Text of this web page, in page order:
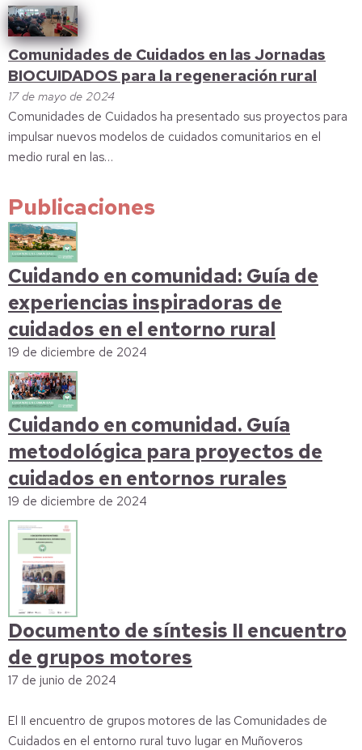
Comunidades de Cuidados en las Jornadas
BIOCUIDADOS para la regeneración rural
17 de mayo de 2024
Comunidades de Cuidados ha presentado sus proyectos para
impulsar nuevos modelos de cuidados comunitarios en el
medio rural en las…
Publicaciones
Cuidando en comunidad: Guía de
experiencias inspiradoras de
cuidados en el entorno rural
19 de diciembre de 2024
Cuidando en comunidad. Guía
metodológica para proyectos de
cuidados en entornos rurales
19 de diciembre de 2024
Documento de síntesis II encuentro
de grupos motores
17 de junio de 2024
El II encuentro de grupos motores de las Comunidades de
Cuidados en el entorno rural tuvo lugar en Muñoveros